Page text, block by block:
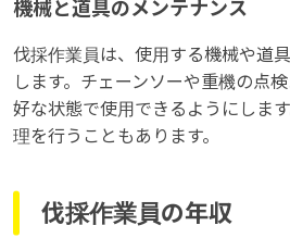
機械と道具のメンテナンス
伐採作業員は、使用する機械や道
します。チェーンソーや重機の点
好な状態で使用できるようにしま
理を行うこともあります。
伐採作業員の年収